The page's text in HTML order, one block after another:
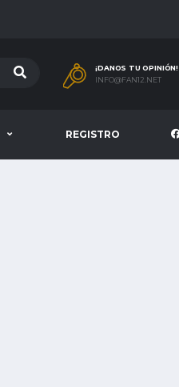
¡DANOS TU OPINIÓN!
INFO@FAN12.NET
REGISTRO